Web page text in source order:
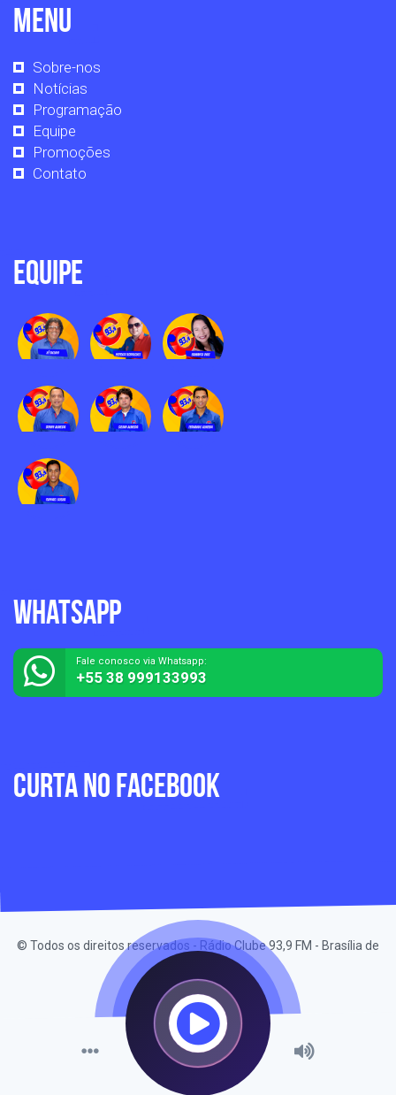
Menu
Sobre-nos
Notícias
Programação
Equipe
Promoções
Contato
Equipe
Whatsapp
Fale conosco via Whatsapp:
+55 38 999133993
Curta no Facebook
© Todos os direitos reservados - Rádio Clube 93,9 FM - Brasília de